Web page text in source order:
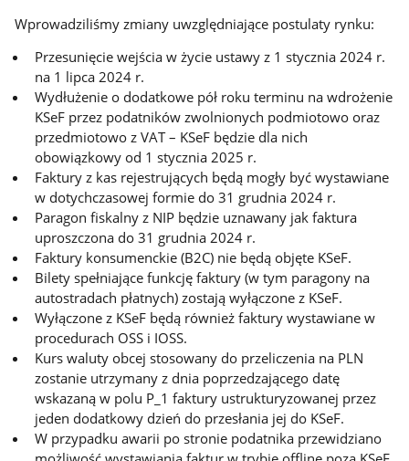
Wprowadziliśmy zmiany uwzględniające postulaty rynku:
Przesunięcie wejścia w życie ustawy z 1 stycznia 2024 r.
na 1 lipca 2024 r.
Wydłużenie o dodatkowe pół roku terminu na wdrożenie
KSeF przez podatników zwolnionych podmiotowo oraz
przedmiotowo z VAT – KSeF będzie dla nich
obowiązkowy od 1 stycznia 2025 r.
Faktury z kas rejestrujących będą mogły być wystawiane
w dotychczasowej formie do 31 grudnia 2024 r.
Paragon fiskalny z NIP będzie uznawany jak faktura
uproszczona do 31 grudnia 2024 r.
Faktury konsumenckie (B2C) nie będą objęte KSeF.
Bilety spełniające funkcję faktury (w tym paragony na
autostradach płatnych) zostają wyłączone z KSeF.
Wyłączone z KSeF będą również faktury wystawiane w
procedurach OSS i IOSS.
Kurs waluty obcej stosowany do przeliczenia na PLN
zostanie utrzymany z dnia poprzedzającego datę
wskazaną w polu P_1 faktury ustrukturyzowanej przez
jeden dodatkowy dzień do przesłania jej do KSeF.
W przypadku awarii po stronie podatnika przewidziano